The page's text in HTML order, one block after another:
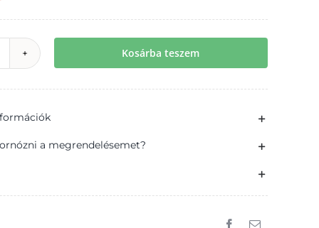
Kosárba teszem
a megrendelésemet?